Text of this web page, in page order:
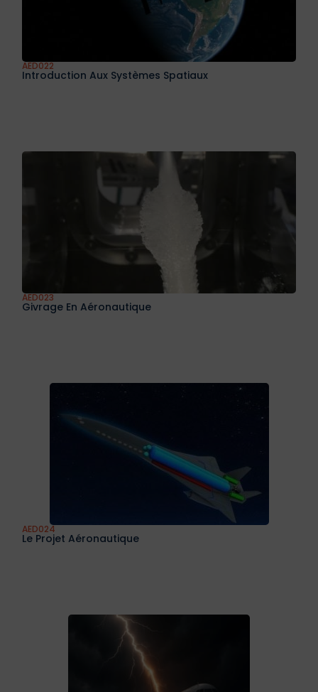
AED022
Introduction Aux Systèmes Spatiaux
AED023
Givrage En Aéronautique
AED024
Le Projet Aéronautique